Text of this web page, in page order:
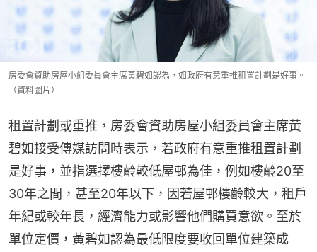
房委會資助房屋小組委員會主席黃碧如認為，如政府有意重推租置計劃是好事。
（資料圖片）
租置計劃或重推，房委會資助房屋小組委員會主席黃
碧如接受傳媒訪問時表示，若政府有意重推租置計劃
是好事，並指選擇樓齡較低屋邨為佳，例如樓齡20至
30年之間，甚至20年以下，因若屋邨樓齡較大，租戶
年紀或較年長，經濟能力或影響他們購買意欲。至於
單位定價，黃碧如認為最低限度要收回單位建築成